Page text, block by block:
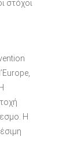
στόχοι
Η